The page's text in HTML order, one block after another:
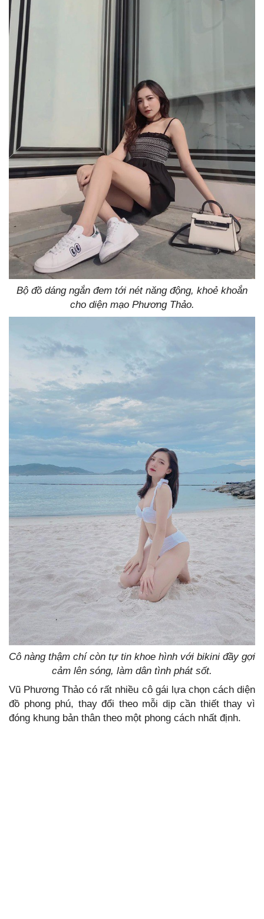
Bộ đồ dáng ngắn đem tới nét năng động, khoẻ khoắn
cho diện mạo Phương Thảo.
Cô nàng thậm chí còn tự tin khoe hình với bikini đầy gợi
cảm lên sóng, làm dân tình phát sốt.
Vũ Phương Thảo có rất nhiều cô gái lựa chọn cách diện
đồ phong phú, thay đổi theo mỗi dịp cần thiết thay vì
đóng khung bản thân theo một phong cách nhất định.